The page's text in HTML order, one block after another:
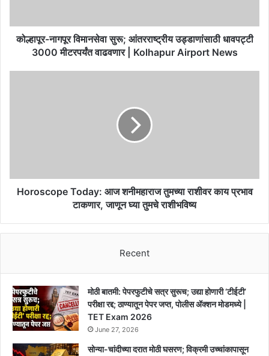
मीटरपर्यंत
वाढवणार
कोल्हापूर-नागपूर विमानसेवा सुरू; आंतरराष्ट्रीय उड्डाणांसाठी धावपट्टी
3000 मीटरपर्यंत वाढवणार | Kolhapur Airport News
टाकणार,
जाणून
Horoscope Today: आज शनीमहाराज तुमच्या राशीवर काय प्रभाव
टाकणार, जाणून घ्या तुमचे राशीभविष्य
Recent
मोठी बातमी: पेपरफुटीचे सत्र सुरूच; उद्या होणारी ‘टीईटी’
परीक्षा रद्द; ठाण्यातून पेपर जप्त, पोलीस ॲक्शन मोडमध्ये |
TET Exam 2026
June 27, 2026
सोन्या-चांदीच्या दरात मोठी घसरण; विक्रमी उच्चांकापासून